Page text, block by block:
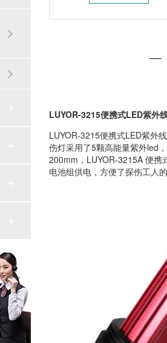
LUYOR-3215便携式LED紫外
LUYOR-3215便携式LED紫外
伤灯采用了5颗高能量紫外led
200mm，LUYOR-3215A 便携
电池组供电，方便了探伤工人的